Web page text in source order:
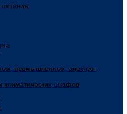
питания
промышленных, электро-
климатических шкафов